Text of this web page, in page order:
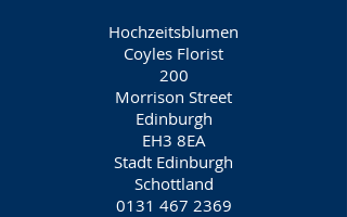
Hochzeitsblumen
Coyles Florist
200
Morrison Street
Edinburgh
EH3 8EA
Stadt Edinburgh
Schottland
0131 467 2369